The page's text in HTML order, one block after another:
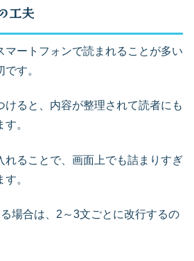
工夫
マートフォンで読まれることが多い
す。
けると、内容が整理されて読者にも
。
れることで、画面上でも詰まりすぎ
。
場合は、2～3文ごとに改行するの